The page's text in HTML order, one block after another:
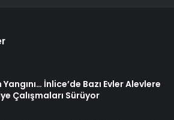
İnlice’de Bazı Evler Alevlere
Çalışmaları Sürüyor